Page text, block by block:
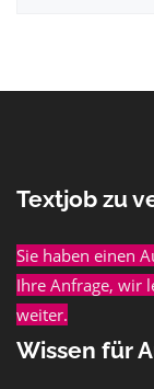
Textjob zu
Sie haben einen
Ihre Anfrage, wir
weiter.
Wissen für